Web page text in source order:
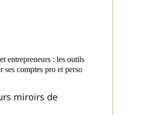
entrepreneurs : les outils
ses comptes pro et perso